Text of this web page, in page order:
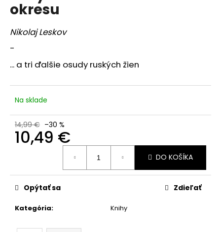
5,0
5
hviezdičiek.
okresu
Nikolaj Leskov
-
... a tri ďalšie osudy ruských žien
Na sklade
14,99 € –30 %
10,49 €
DO KOŠÍKA
Kategória: Knihy
Opýtať sa Zdieľať
á
j
s
ť
?
HĽADAŤ
p
o
ú